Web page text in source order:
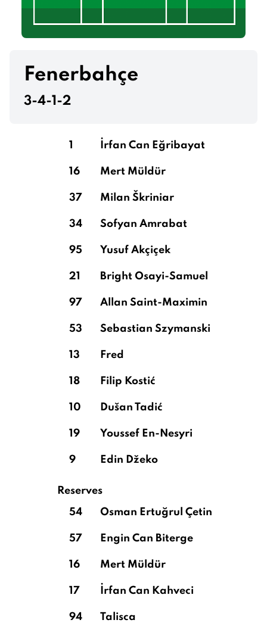
Fenerbahçe
3-4-1-2
1 İrfan Can Eğribayat
16 Mert Müldür
37 Milan Škriniar
34 Sofyan Amrabat
95 Yusuf Akçiçek
21 Bright Osayi-Samuel
97 Allan Saint-Maximin
53 Sebastian Szymanski
13 Fred
18 Filip Kostić
10 Dušan Tadić
19 Youssef En-Nesyri
9 Edin Džeko
Reserves
54
Osman Ertuğrul Çetin
57 Engin Can Biterge
16 Mert Müldür
17 İrfan Can Kahveci
94 Talisca